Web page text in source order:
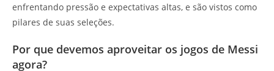
enfrentando pressão e expectativas altas, e são vistos como
pilares de suas seleções.
Por que devemos aproveitar os jogos de Messi
agora?